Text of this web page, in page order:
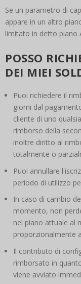
Se un parametro di
appare in un altro
limitato in detto piano
POSSO
DEI MIEI
Puoi richiedere il
giorni dal
cliente di uno
rimborso della
inoltre diritto al
totalmente o
Puoi annullare
periodo di utilizzo
In caso di cambio
momento, non
nel piano attuale al
proporzionalmente
Il contributo di
rimborsato in
viene avviato